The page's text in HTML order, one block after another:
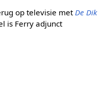
op televisie metDe Dik
is Ferry adjunct